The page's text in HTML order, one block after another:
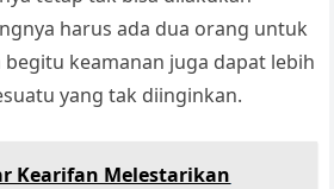
harus ada dua orang untuk
keamanan juga dapat lebih
yang tak diinginkan.
Kearifan Melestarikan